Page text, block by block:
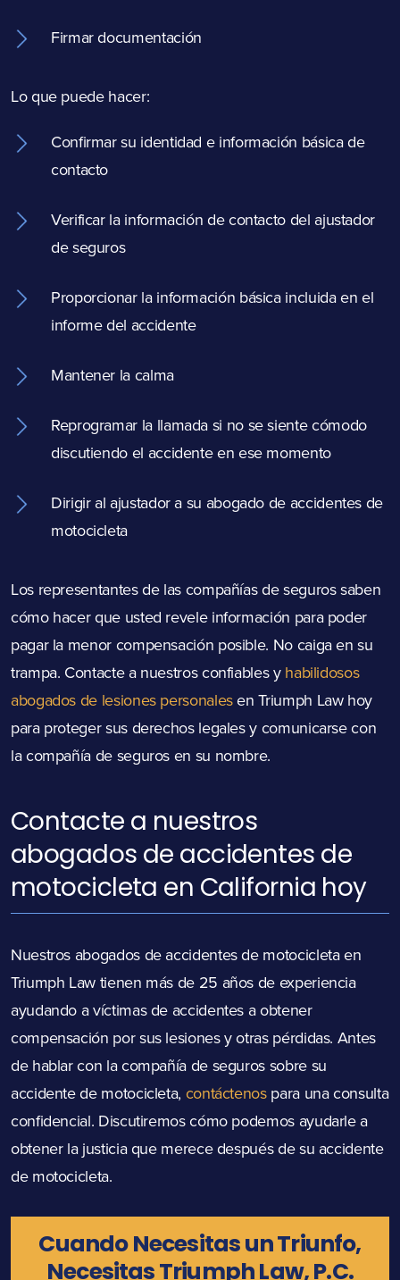
Firmar documentación
Lo que puede hacer:
Confirmar su identidad e información básica de
contacto
Verificar la información de contacto del ajustador
de seguros
Proporcionar la información básica incluida en el
informe del accidente
Mantener la calma
Reprogramar la llamada si no se siente cómodo
discutiendo el accidente en ese momento
Dirigir al ajustador a su abogado de accidentes de
motocicleta
Los representantes de las compañías de seguros saben
cómo hacer que usted revele información para poder
pagar la menor compensación posible. No caiga en su
trampa. Contacte a nuestros confiables y habilidosos
abogados de lesiones personalesen Triumph Law hoy
para proteger sus derechos legales y comunicarse con
la compañía de seguros en su nombre.
Contacte a nuestros
abogados de accidentes de
motocicleta en California hoy
Nuestros abogados de accidentes de motocicleta en
Triumph Law tienen más de 25 años de experiencia
ayudando a víctimas de accidentes a obtener
compensación por sus lesiones y otras pérdidas. Antes
de hablar con la compañía de seguros sobre su
accidente de motocicleta, contáctenospara una consulta
confidencial. Discutiremos cómo podemos ayudarle a
obtener la justicia que merece después de su accidente
de motocicleta.
Cuando Necesitas un Triunfo,
Necesitas Triumph Law, P.C.